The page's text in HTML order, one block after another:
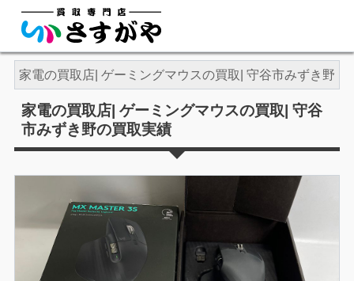
家電の買取店| ゲーミングマウスの買取| 守谷市みずき野
家電の買取店| ゲーミングマウスの買取| 守谷
市みずき野の買取実績